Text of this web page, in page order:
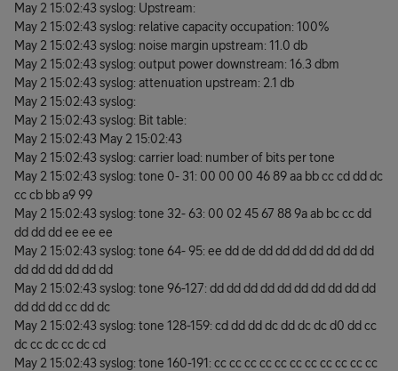
May 2 15:02:43 syslog: Upstream:
May 2 15:02:43 syslog: relative capacity occupation: 100%
May 2 15:02:43 syslog: noise margin upstream: 11.0 db
May 2 15:02:43 syslog: output power downstream: 16.3 dbm
May 2 15:02:43 syslog: attenuation upstream: 2.1 db
May 2 15:02:43 syslog:
May 2 15:02:43 syslog: Bit table:
May 2 15:02:43 May 2 15:02:43
May 2 15:02:43 syslog: carrier load: number of bits per tone
May 2 15:02:43 syslog: tone 0- 31: 00 00 00 46 89 aa bb cc cd dd dc
cc cb bb a9 99
May 2 15:02:43 syslog: tone 32- 63: 00 02 45 67 88 9a ab bc cc dd
dd dd dd ee ee ee
May 2 15:02:43 syslog: tone 64- 95: ee dd de dd dd dd dd dd dd dd
dd dd dd dd dd dd
May 2 15:02:43 syslog: tone 96-127: dd dd dd dd dd dd dd dd dd dd
dd dd dd cc dd dc
May 2 15:02:43 syslog: tone 128-159: cd dd dd dc dd dc dc d0 dd cc
dc cc dc cc dc cd
May 2 15:02:43 syslog: tone 160-191: cc cc cc cc cc cc cc cc cc cc cc